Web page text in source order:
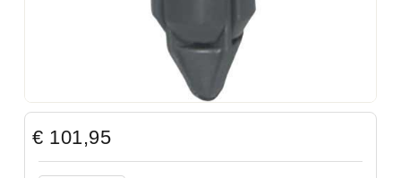
€ 101,95